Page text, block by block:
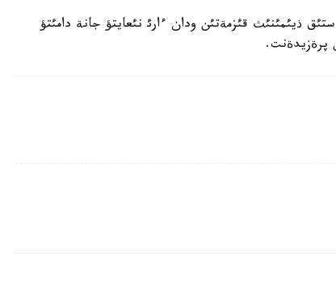
ذيئمئنئث قئزمةتئن ودان ءارئ نئعايتؤ جانة دامئتؤ
پرةزيدةنت.